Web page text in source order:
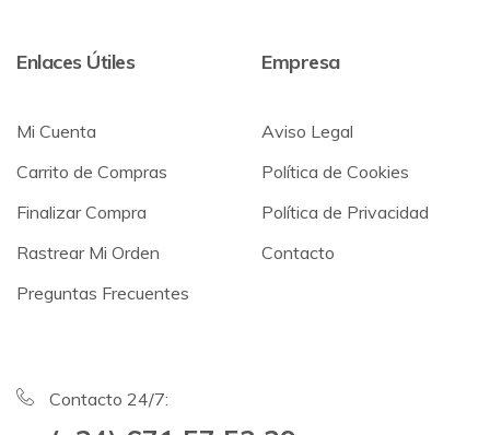
Enlaces Útiles
Mi Cuenta
Carrito de Compras
Finalizar Compra
Rastrear Mi Orden
Preguntas Frecuentes
Empresa
Aviso Legal
Política de Cookies
Política de Privacidad
Contacto
Contacto 24/7: